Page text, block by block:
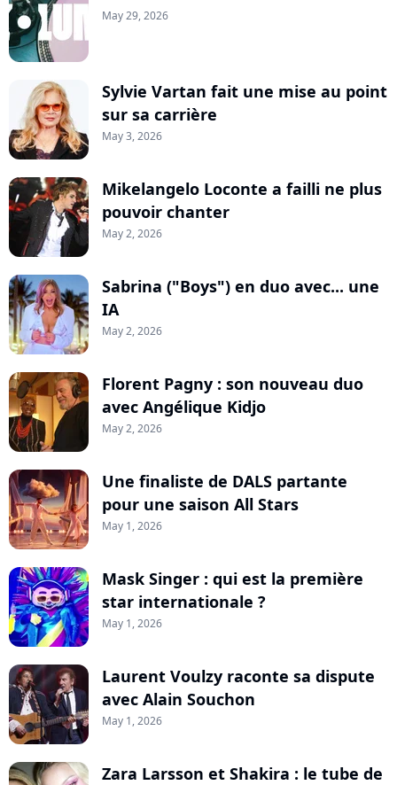
May 29, 2026
Sylvie Vartan fait une mise au point
sur sa carrière
May 3, 2026
Mikelangelo Loconte a failli ne plus
pouvoir chanter
May 2, 2026
Sabrina ("Boys") en duo avec... une
IA
May 2, 2026
Florent Pagny : son nouveau duo
avec Angélique Kidjo
May 2, 2026
Une finaliste de DALS partante
pour une saison All Stars
May 1, 2026
Mask Singer : qui est la première
star internationale ?
May 1, 2026
Laurent Voulzy raconte sa dispute
avec Alain Souchon
May 1, 2026
Zara Larsson et Shakira : le tube de